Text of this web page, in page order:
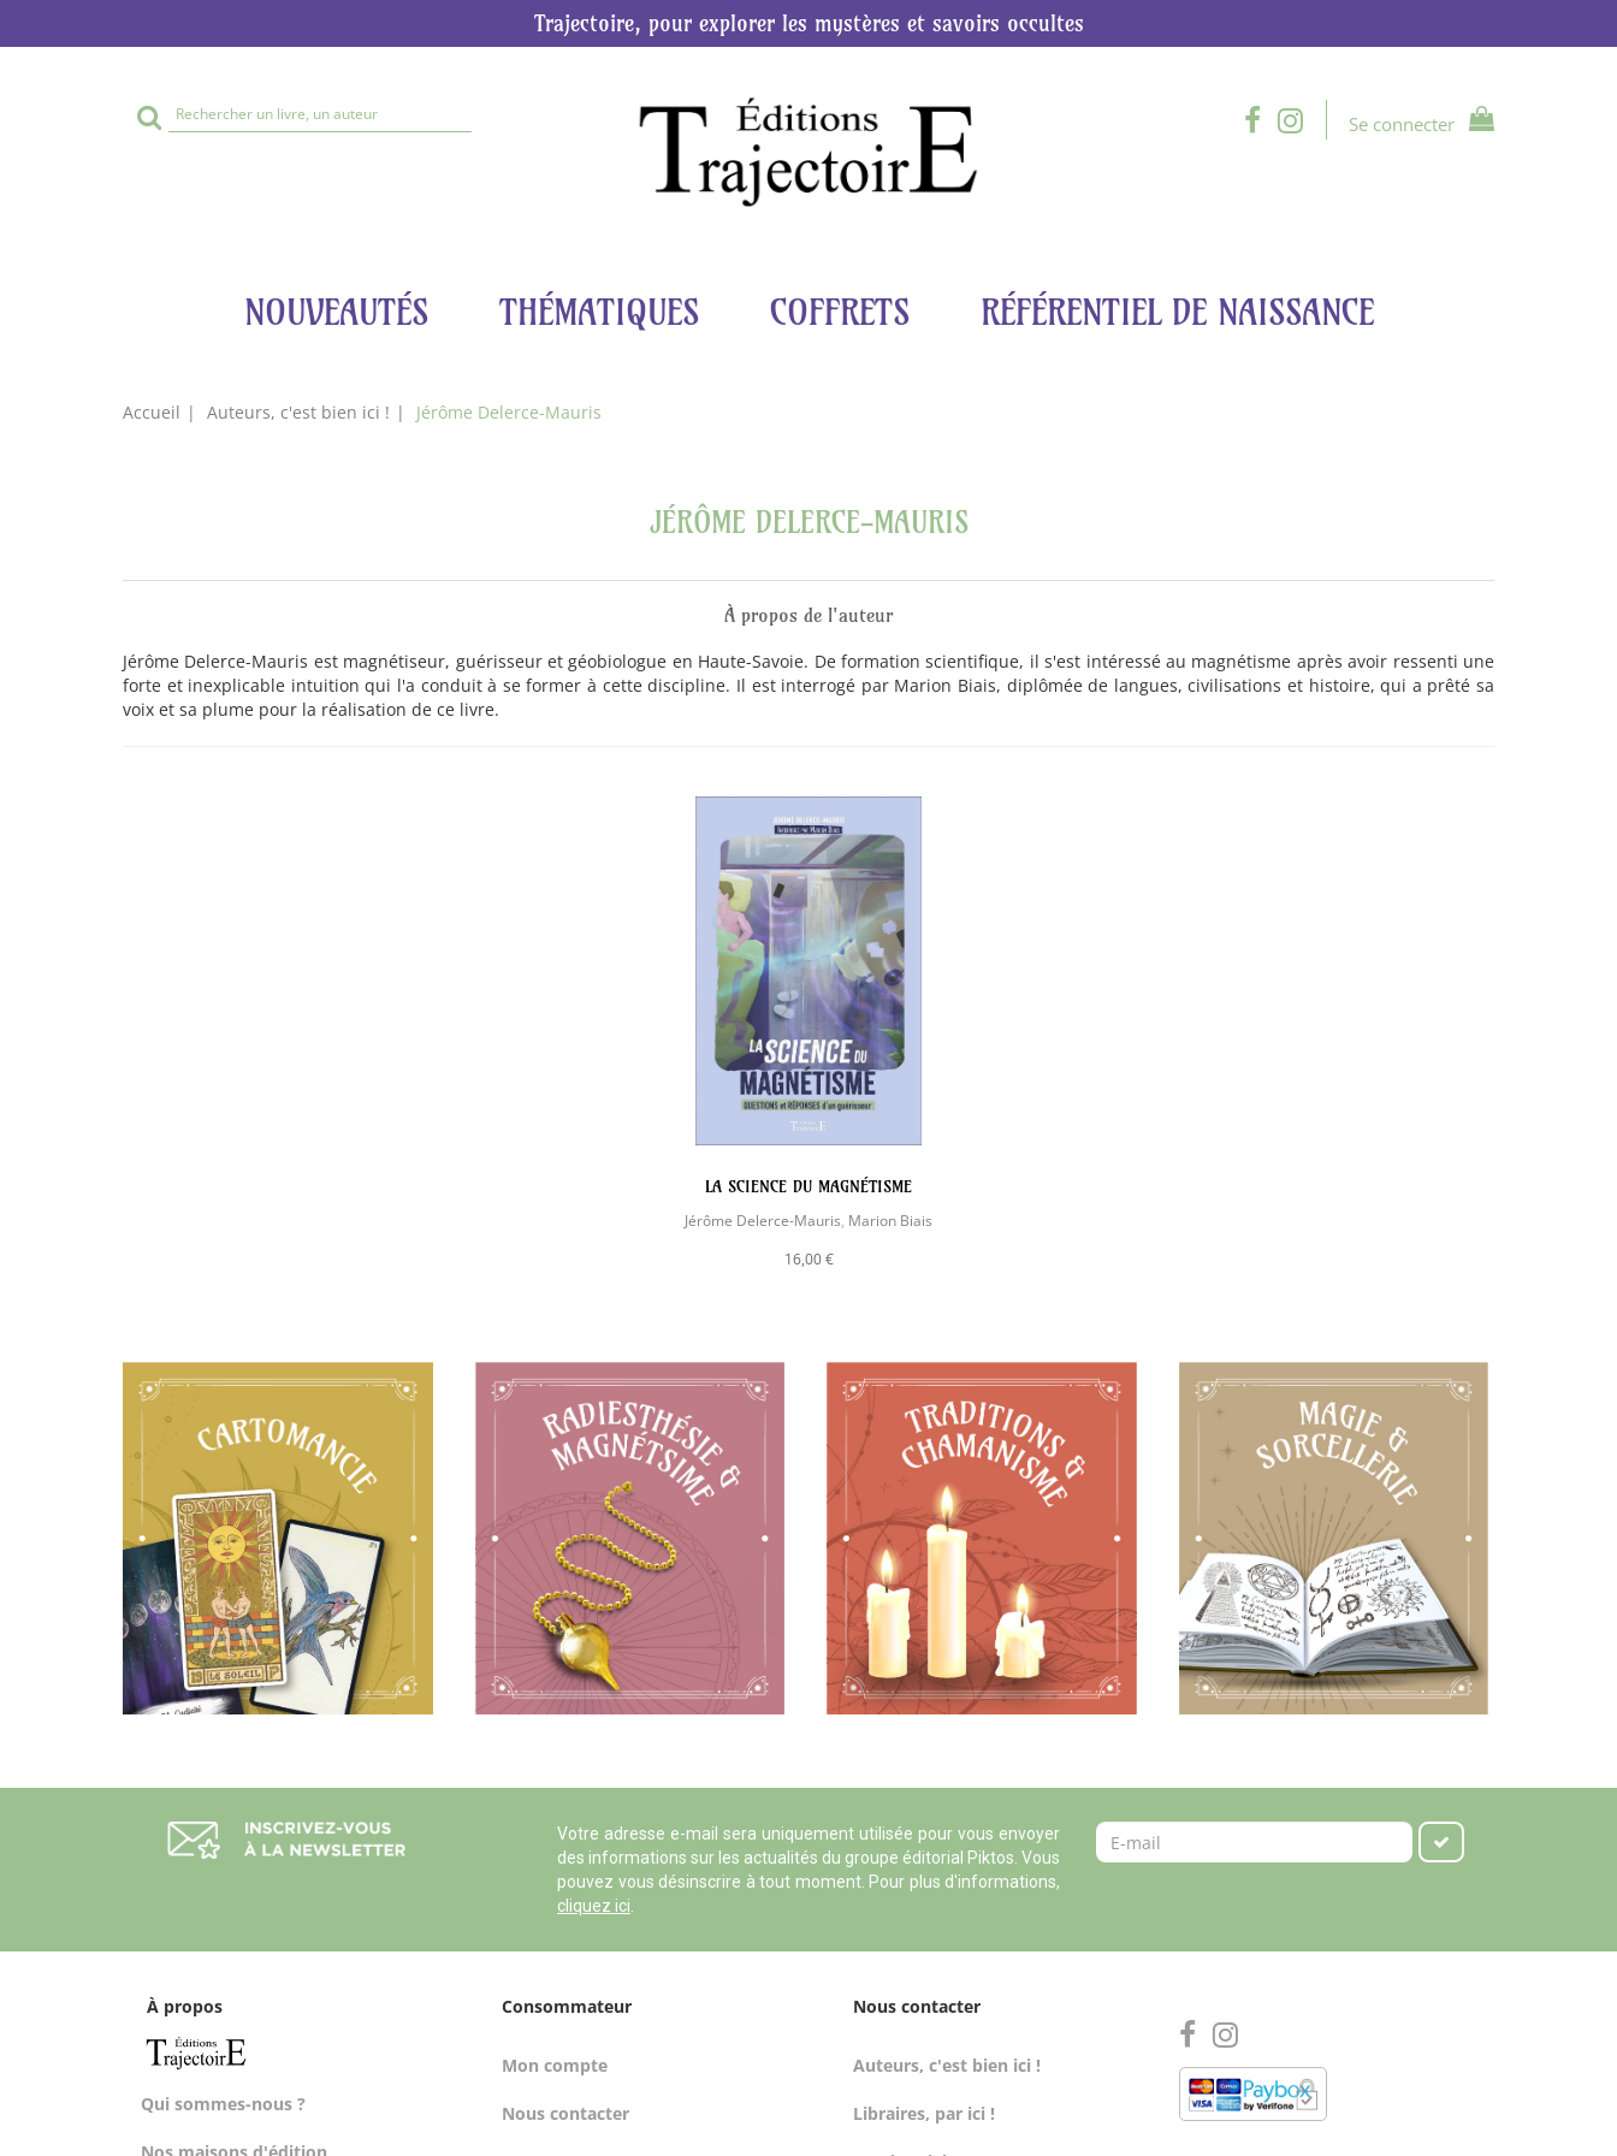
Trajectoire, pour explorer les mystères et savoirs occultes
Rechercher
sur
Se connecter
NOUVEAUTÉS THÉMATIQUES COFFRETS RÉFÉRENTIEL DE NAISSANCE
Accueil Auteurs, c'est bien ici ! Jérôme Delerce-Mauris
JÉRÔME DELERCE-MAURIS
À propos de l'auteur
Jérôme Delerce-Mauris est magnétiseur, guérisseur et géobiologue en Haute-Savoie. De formation scientifique, il s'est intéressé au magnétisme après avoir ressenti une
forte et inexplicable intuition qui l'a conduit à se former à cette discipline. Il est interrogé par Marion Biais, diplômée de langues, civilisations et histoire, qui a prêté sa
voix et sa plume pour la réalisation de ce livre.
LA SCIENCE DU MAGNÉTISME
Jérôme Delerce-Mauris, Marion Biais
16,00 €
Votre adresse e-mail sera uniquement utilisée pour vous envoyer
des informations sur les actualités du groupe éditorial Piktos. Vous
pouvez vous désinscrire à tout moment. Pour plus d'informations,
cliquez ici.
À propos
Qui sommes-nous ?
Nos maisons d'édition
Consommateur
Mon compte
Nous contacter
Nous contacter
Auteurs, c'est bien ici !
Libraires, par ici !